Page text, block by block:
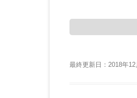
最終更新日：2018年12